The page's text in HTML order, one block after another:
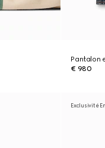
Pantalon
€ 980
Exclusivité